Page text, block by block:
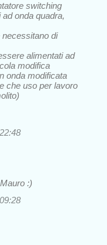
switching
onda quadra,
di
alimentati ad
modifica
onda modificata
che uso per lavoro
:)